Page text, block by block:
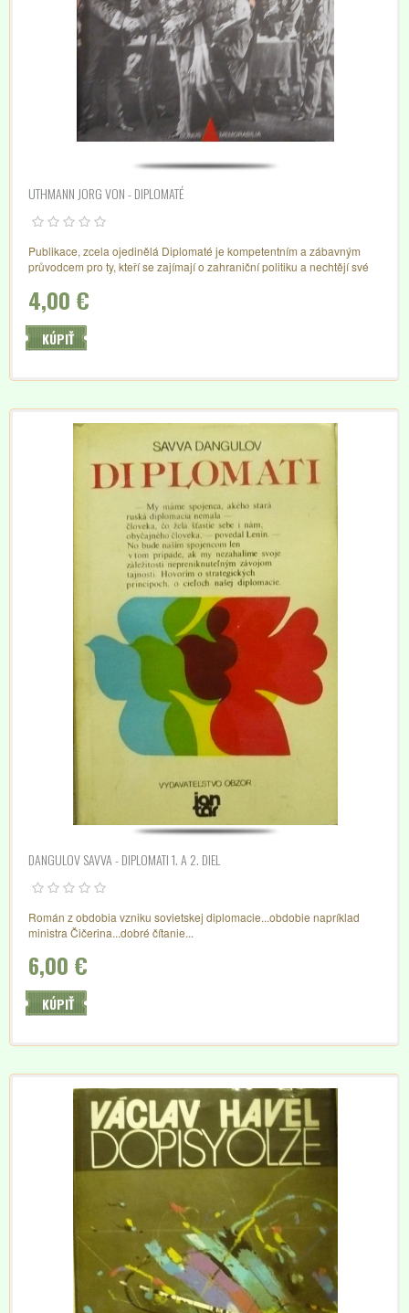
UTHMANN JORG VON - DIPLOMATÉ
Publikace, zcela ojedinělá Diplomaté je kompetentním a zábavným
průvodcem pro ty, kteří se zajímají o zahraniční politiku a nechtějí své
sočasnost...
4,00 €
KÚPIŤ
DANGULOV SAVVA - DIPLOMATI 1. A 2. DIEL
Román z obdobia vzniku sovietskej diplomacie...obdobie napríklad
ministra Čičerina...dobré čítanie...
6,00 €
KÚPIŤ